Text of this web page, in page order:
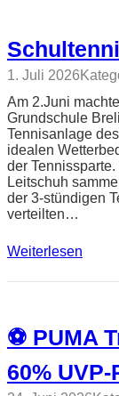
1. Juli 2026
Am 2.Juni
Grundschule
Tennisanlage
idealen
der
Leitschuh
der 3-stündigen
verteilten…
Weiterlesen
⚽ PUMA
60% UVP-